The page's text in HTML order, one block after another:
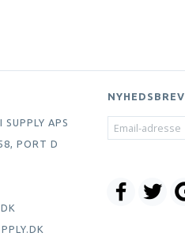
SUPPLY APS
PORT D
NYHEDSBREV
EMAIL-
ADRESSE